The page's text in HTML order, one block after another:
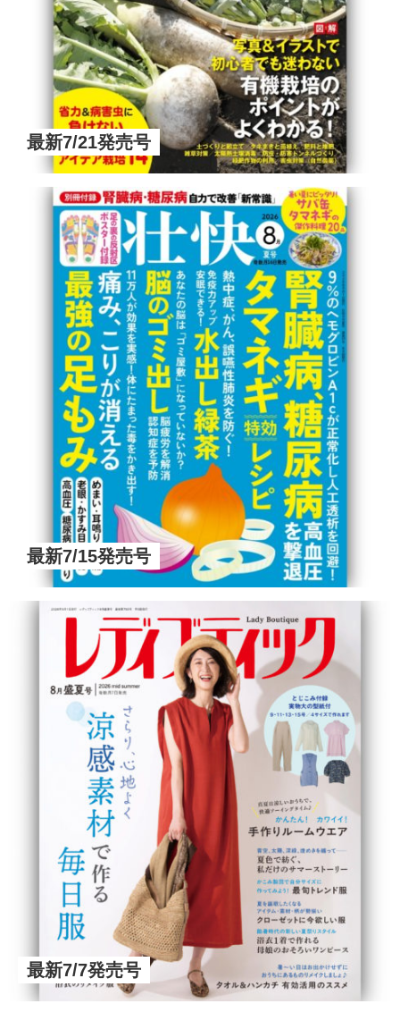
最新7/21発売号
最新7/15発売号
最新7/7発売号